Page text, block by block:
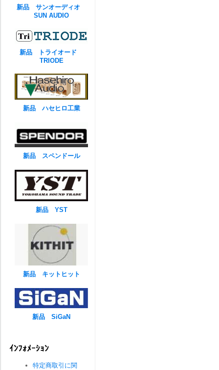
新品 サンオーディオ
SUN AUDIO
新品 トライオード
TRIODE
新品 ハセヒロ工業
新品 スペンドール
新品 YST
新品 キットヒット
新品 SiGaN
ｲﾝﾌｫﾒｰｼｮﾝ
特定商取引に関